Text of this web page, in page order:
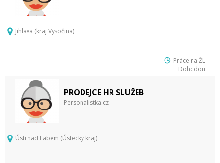
Jihlava (kraj Vysočina)
Práce na ŽL
Dohodou
PRODEJCE HR SLUŽEB
Personalistka.cz
Ústí nad Labem (Ústecký kraj)